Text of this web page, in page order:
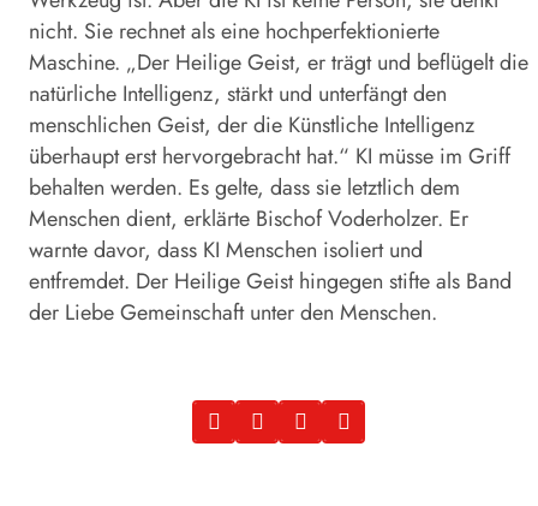
nicht. Sie rechnet als eine hochperfektionierte
Maschine. „Der Heilige Geist, er trägt und beflügelt die
natürliche Intelligenz, stärkt und unterfängt den
menschlichen Geist, der die Künstliche Intelligenz
überhaupt erst hervorgebracht hat.“ KI müsse im Griff
behalten werden. Es gelte, dass sie letztlich dem
Menschen dient, erklärte Bischof Voderholzer. Er
warnte davor, dass KI Menschen isoliert und
entfremdet. Der Heilige Geist hingegen stifte als Band
der Liebe Gemeinschaft unter den Menschen.